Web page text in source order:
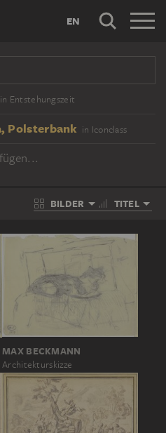
EN
in Entstehungszeit
Polsterbank in Iconclass
BILDER TITEL
MAX BECKMANN
Architekturskizze